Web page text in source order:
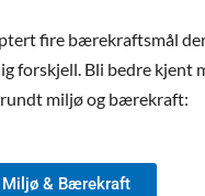
fire bærekraftsmål
forskjell. Bli bedre kjent
miljø og bærekraft:
Miljø & Bærekraft